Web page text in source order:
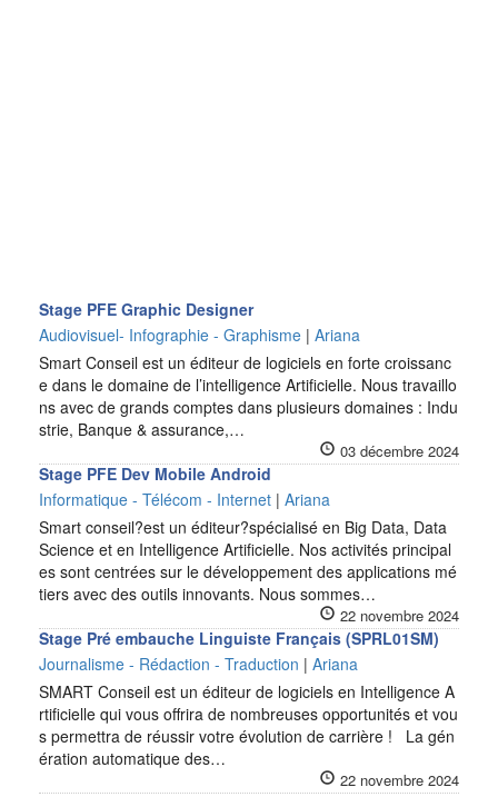
Stage PFE Graphic Designer
Audiovisuel- Infographie - Graphisme | Ariana
Smart Conseil est un éditeur de logiciels en forte croissanc
e dans le domaine de l’intelligence Artificielle. Nous travaillo
ns avec de grands comptes dans plusieurs domaines : Indu
strie, Banque & assurance,…
03 décembre 2024
Stage PFE Dev Mobile Android
Informatique - Télécom - Internet | Ariana
Smart conseil?est un éditeur?spécialisé en Big Data, Data
Science et en Intelligence Artificielle. Nos activités principal
es sont centrées sur le développement des applications mé
tiers avec des outils innovants. Nous sommes…
22 novembre 2024
Stage Pré embauche Linguiste Français (SPRL01SM)
Journalisme - Rédaction - Traduction | Ariana
SMART Conseil est un éditeur de logiciels en Intelligence A
rtificielle qui vous offrira de nombreuses opportunités et vou
s permettra de réussir votre évolution de carrière ! La gén
ération automatique des…
22 novembre 2024